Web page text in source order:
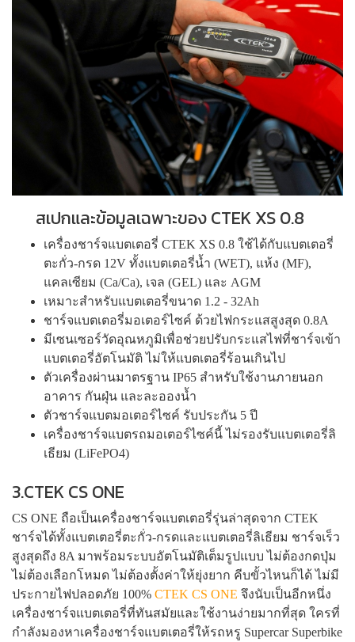
สเปกและข้อมูลเฉพาะของ CTEK XS 0.8
เครื่องชาร์จแบตเตอรี่ CTEK XS 0.8 ใช้ได้กับแบตเตอรี่
ตะกั่ว-กรด 12V ทั้งแบตเตอรี่น้ำ (WET), แห้ง (MF),
แคลเซียม (Ca/Ca), เจล (GEL) และ AGM
เหมาะสำหรับแบตเตอรี่ขนาด 1.2 - 32Ah
ชาร์จแบตเตอรี่มอเตอร์ไซค์ ด้วยไฟกระแสสูงสุด 0.8A
มีเซนเซอร์วัดอุณหภูมิเพื่อช่วยปรับกระแสไฟที่ชาร์จเข้า
แบตเตอรี่อัตโนมัติ ไม่ให้แบตเตอรี่ร้อนเกินไป
ตัวเครื่องผ่านมาตรฐาน IP65 สำหรับใช้งานภายนอก
อาคาร กันฝุ่น และละอองน้ำ
ตัวชาร์จแบตมอเตอร์ไซค์ รับประกัน 5 ปี
เครื่องชาร์จแบตรถมอเตอร์ไซค์นี้ ไม่รองรับแบตเตอรี่ลิ
เธียม (LiFePO4)
3.CTEK CS ONE
CS ONE ถือเป็นเครื่องชาร์จแบตเตอรี่รุ่นล่าสุดจาก CTEK
ชาร์จได้ทั้งแบตเตอรี่ตะกั่ว-กรดและแบตเตอรี่ลิเธียม ชาร์จเร็ว
สูงสุดถึง 8A มาพร้อมระบบอัตโนมัติเต็มรูปแบบ ไม่ต้องกดปุ่ม
ไม่ต้องเลือกโหมด ไม่ต้องตั้งค่าให้ยุ่งยาก คีบขั้วไหนก็ได้ ไม่มี
ประกายไฟปลอดภัย 100% CTEK CS ONE จึงนับเป็นอีกหนึ่ง
เครื่องชาร์จแบตเตอรี่ที่ทันสมัยและใช้งานง่ายมากที่สุด ใครที่
กำลังมองหาเครื่องชาร์จแบตเตอรี่ให้รถหรู Supercar Superbike